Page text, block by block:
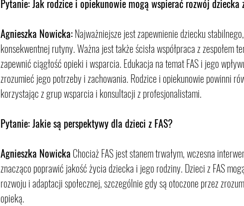
Pytanie: Jak rodzice i opiekunowie mogą wspierać rozwój dziecka
Agnieszka Nowicka: Najważniejsze jest zapewnienie dziecku
konsekwentnej rutyny. Ważna jest także ścisła współpraca z zespołem
zapewnić ciągłość opieki i wsparcia. Edukacja na temat FAS i jego
zrozumieć jego potrzeby i zachowania. Rodzice i opiekunowie powinni
korzystając z grup wsparcia i konsultacji z profesjonalistami.
Pytanie: Jakie są perspektywy dla dzieci z FAS?
Agnieszka Nowicka Chociaż FAS jest stanem trwałym, wczesna
znacząco poprawić jakość życia dziecka i jego rodziny. Dzieci z FAS
rozwoju i adaptacji społecznej, szczególnie gdy są otoczone przez
opieką.